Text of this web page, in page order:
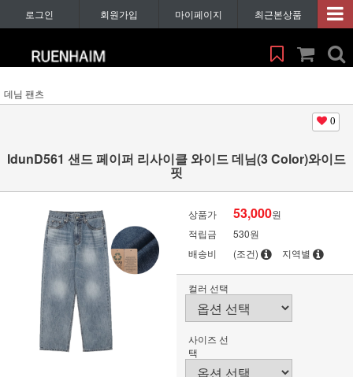
로그인 회원가입 마이페이지 최근본상품
데님 팬츠
0
IdunD561 샌드 페이퍼 리사이클 와이드 데님(3 Color)와이드
핏
상품가 53,000원
적립금
530원
배송비
(조건) 지역별
컬러 선택
사이즈 선
택